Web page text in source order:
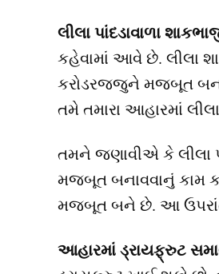
લીલા પાંદડાવાળા
કહેવામાં આવે છે. લીલા
કરોડરજ્જુને મજબૂત
તમે તમારા આહારમાં
તમને જણાવીએ કે લીલા
મજબૂત બનાવવાનું કામ
મજબૂત બને છે. આ ઉપરાંત
આહારમાં ડ્રાયફ્રુટ